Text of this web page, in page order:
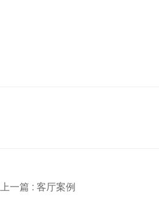
上一篇 : 客厅案例